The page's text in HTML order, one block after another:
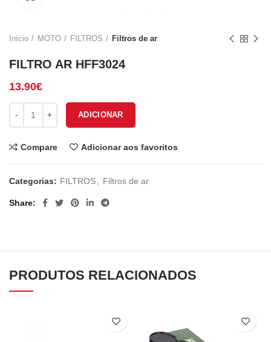
Início MOTO FILTROS Filtros de ar
FILTRO AR HFF3024
13.90€
ADICIONAR
Compare Adicionar aos favoritos
Categorias: FILTROS Filtros de ar
Share
PRODUTOS RELACIONADOS